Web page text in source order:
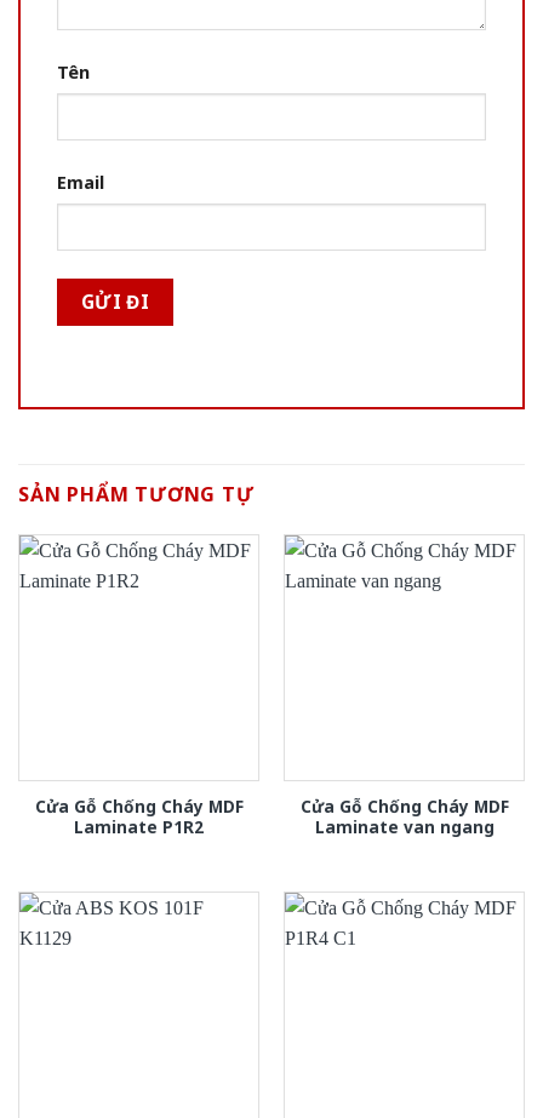
Tên
Email
SẢN PHẨM TƯƠNG TỰ
Cửa Gỗ Chống Cháy MDF
Laminate P1R2
Cửa Gỗ Chống Cháy MDF
Laminate van ngang